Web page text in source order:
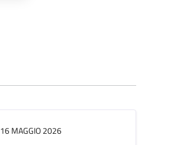
16 MAGGIO 2026